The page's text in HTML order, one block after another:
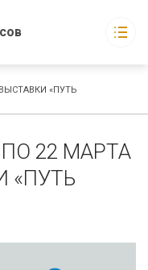
«ПУТЬ
22 МАРТА
«ПУТЬ